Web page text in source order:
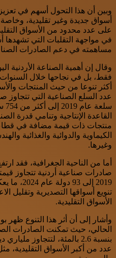
وبين أن هذا التحول أسهم في
أسواق جديدة وغير تقليدية، وخاصة
على عدد محدود من الأسواق
في مواجهة التقلبات التي تشهدها
مساهمته في دعم الصادرات
وقال إن أهمية الصناعة الأردنية
فقط، بل في نجاحها خلال السنوات
أكثر تنوعا من حيث المنتجات
القاعدة الإنتاجية وتنامي قدرة
منتجات ذات قيمة مضافة في
الكيماوية والدوائية والغذائية
وغيرها.
أما من الناحية الجغرافية، فقد
2019 إلى
تنويع أسواقها التصديرية وتقليل
الأسواق التقليدية.
وأشار إلى أن أثر هذا التنوع ظهر
الحالي، حيث تمكنت الصادرات
بنسبة 2.6 بالمئة، لتتجاوز
عدد من أكبر الأسواق التقليدية،